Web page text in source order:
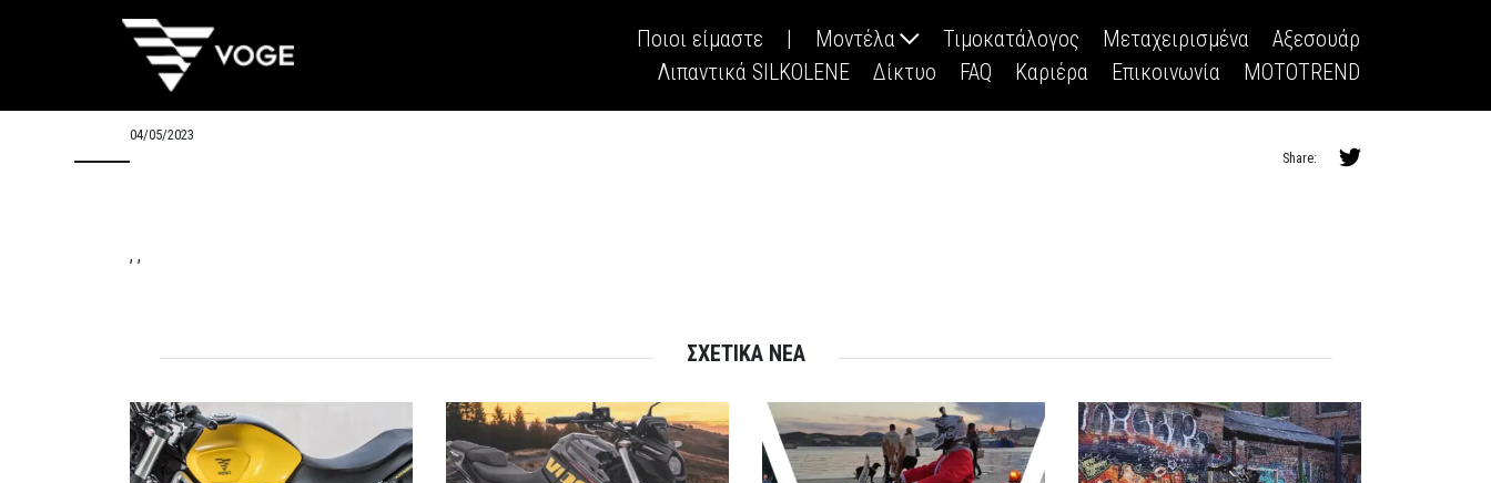
Ποιοι είμαστε | Μοντέλα Τιμοκατάλογος Μεταχειρισμένα
Αξεσουάρ
Λιπαντικά SILKOLENE
Δίκτυο FAQ Καριέρα Επικοινωνία MOTOTREND
04/05/2023
Share:
, ,
ΣΧΕΤΙΚΑ ΝΕΑ